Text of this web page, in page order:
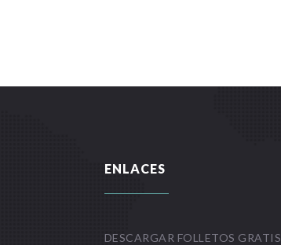
ENLACES
DESCARGAR FOLLETOS GRATIS